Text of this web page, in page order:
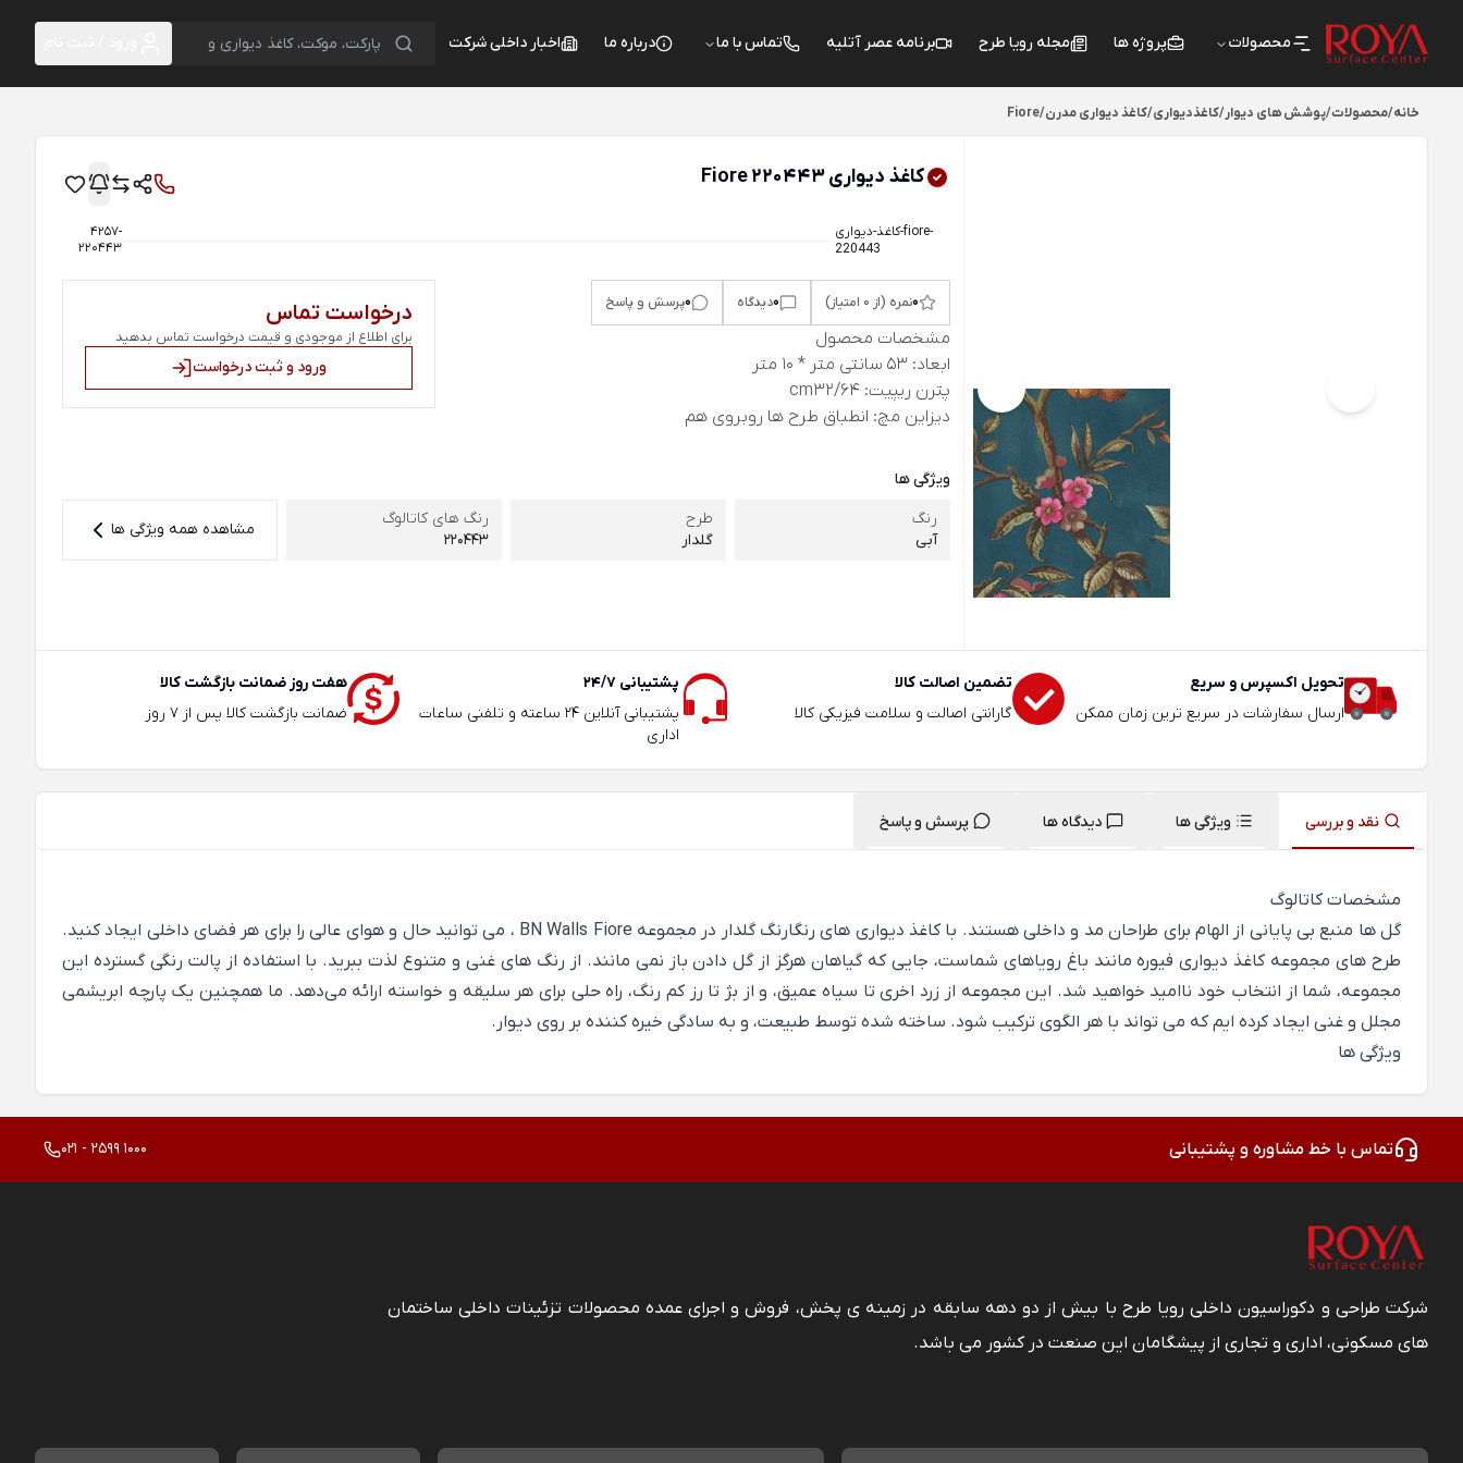
محصولات پروژه ها مجله رویا طرح برنامه عصر آتلیه تماس با ما درباره ما اخبار داخلی شرکت
خانه/محصولات/پوشش های دیوار/کاغذدیواری/کاغذ دیواری مدرن/
Fiore
کاغذ دیواری Fiore 220443
کاغذ-دیواری-fiore-
220443
4257-
220443
0نمره (از 0 امتیاز) 0دیدگاه 0پرسش و پاسخ
مشخصات محصول
ابعاد: 53 سانتی متر * 10 متر
پترن ریپیت: cm32/64
دیزاین مچ: انطباق طرح ها روبروی هم
درخواست تماس
برای اطلاع از موجودی و قیمت درخواست تماس بدهید
ورود و ثبت درخواست
ویژگی ها
رنگ
آبی
طرح
گلدار
رنگ های کاتالوگ
220443
مشاهده همه ویژگی ها
تحویل اکسپرس و سریع
ارسال سفارشات در سریع ترین زمان ممکن
تضمین اصالت کالا
گارانتی اصالت و سلامت فیزیکی کالا
پشتیبانی 24/7
پشتیبانی آنلاین 24 ساعته و تلفنی ساعات
اداری
هفت روز ضمانت بازگشت کالا
ضمانت بازگشت کالا پس از 7 روز
نقد و بررسی ویژگی ها دیدگاه ها پرسش و پاسخ
مشخصات کاتالوگ
گل ها منبع بی پایانی از الهام برای طراحان مد و داخلی هستند. با کاغذ دیواری های رنگارنگ گلدار در مجموعه BN Walls Fiore ، می توانید حال و هوای عالی را برای هر فضای داخلی ایجاد کنید.
طرح های مجموعه کاغذ دیواری فیوره مانند باغ رویاهای شماست، جایی که گیاهان هرگز از گل دادن باز نمی مانند. از رنگ های غنی و متنوع لذت ببرید. با استفاده از پالت رنگی گسترده این
مجموعه، شما از انتخاب خود ناامید خواهید شد. این مجموعه از زرد اخری تا سیاه عمیق، و از بژ تا رز کم رنگ، راه‌ حلی برای هر سلیقه و خواسته ارائه می‌دهد. ما همچنین یک پارچه ابریشمی
مجلل و غنی ایجاد کرده ایم که می تواند با هر الگوی ترکیب شود. ساخته شده توسط طبیعت، و به سادگی خیره کننده بر روی دیوار.
ویژگی ها
تماس با خط مشاوره و پشتیبانی 021 - 2599 1000
شرکت طراحی و دکوراسیون داخلی رویا طرح با بیش از دو دهه سابقه در زمینه ی پخش، فروش و اجرای عمده محصولات تزئینات داخلی ساختمان
های مسکونی، اداری و تجاری از پیشگامان این صنعت در کشور می باشد.